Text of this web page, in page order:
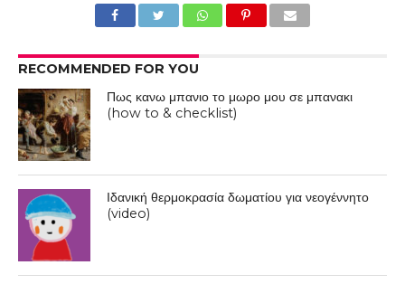
RECOMMENDED FOR YOU
Πως κανω μπανιο το μωρο μου σε μπανακι
(how to & checklist)
Ιδανική θερμοκρασία δωματίου για νεογέννητο
(video)